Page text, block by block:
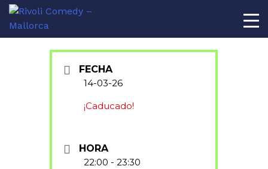
FECHA
14-03-26
¡Caducado!
HORA
22:00 - 23:30